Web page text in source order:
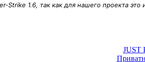
1.6, так как для нашего проекта это
JUST